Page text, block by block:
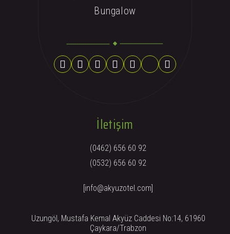
Bungalow
İletişim
(0462) 656 60 92
(0532) 656 60 92
[info@akyuzotel.com]
Uzungöl, Mustafa Kemal Akyüz Caddesi No:14, 61960
Çaykara/Trabzon